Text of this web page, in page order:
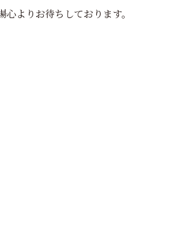
心よりお待ちしております。